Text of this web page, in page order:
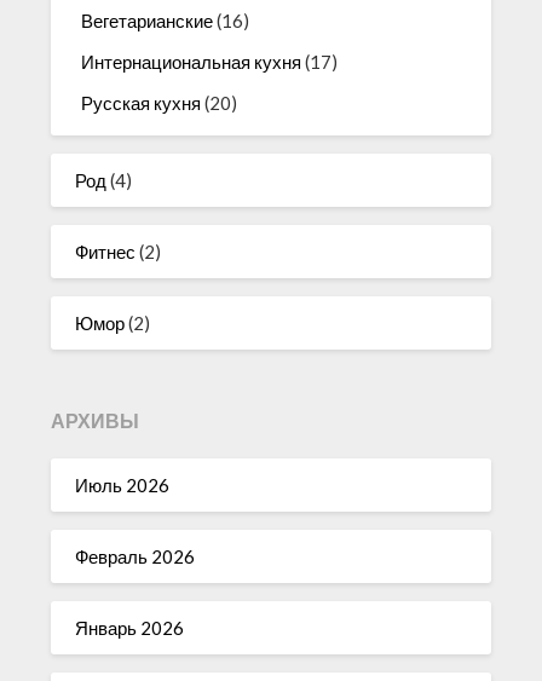
Вегетарианские(16)
Интернациональная кухня (17)
Русская кухня (20)
Род (4)
Фитнес (2)
Юмор(2)
АРХИВЫ
Июль 2026
Февраль 2026
Январь 2026